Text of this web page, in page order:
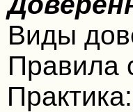
Виды
Правила